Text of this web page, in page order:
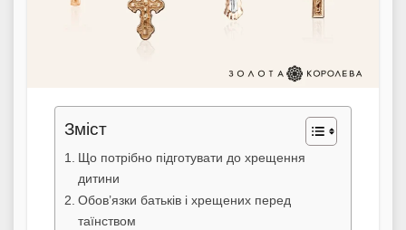
Зміст
Що потрібно підготувати до хрещення
дитини
Обов’язки батьків і хрещених перед
таїнством